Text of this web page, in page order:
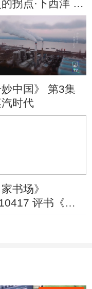
拐点·下西洋 第
妙中国》 第3集
时代
家书场》
评书《薛